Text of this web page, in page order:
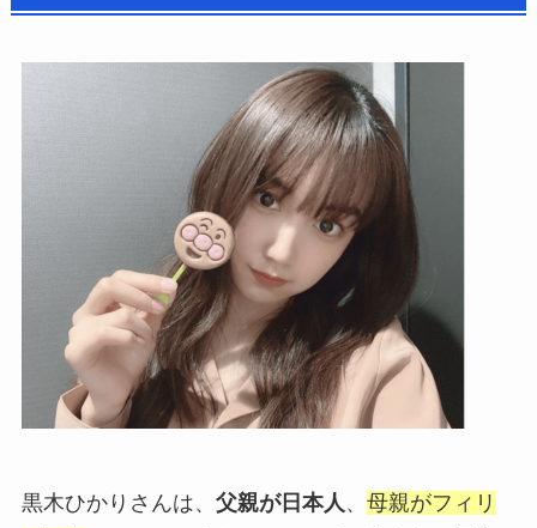
黒木ひかりさんは、 父親が日本人、 母親がフィリ